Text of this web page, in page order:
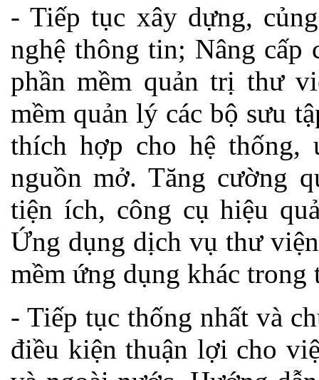
- Tiếp tục xây dựng,
nghệ thông tin; Nâng cấp
phần mềm quản trị thư
mềm quản lý các bộ sưu
thích hợp cho hệ thống,
nguồn mở. Tăng cường
tiện ích, công cụ hiệu
Ứng dụng dịch vụ thư
mềm ứng dụng khác
- Tiếp tục thống nhất và
điều kiện thuận lợi cho